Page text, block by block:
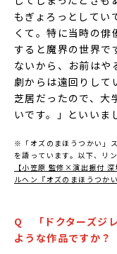
もぎょろっとしてい
くて。特に当時の俳
すると魔界の世界で
ないから、お前はや
劇からは遠回りして
芝居だったので、大
いです。」といいま
※「オズのまほうつかい」
を語っています。以下、リ
【小笠原 監修×演出振付
ルヘン『オズのまほうつか
Q 「ドクターズジ
ような作品ですか？